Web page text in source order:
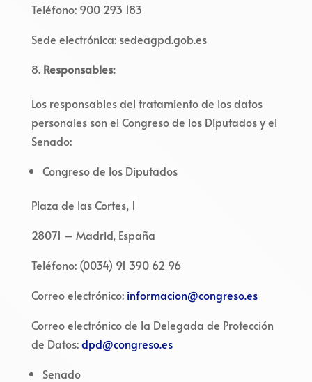
Teléfono: 900 293 183
Sede electrónica: sedeagpd.gob.es
Responsables:
Los responsables del tratamiento de los datos
personales son el Congreso de los Diputados y el
Senado:
Congreso de los Diputados
Plaza de las Cortes, 1
28071 – Madrid, España
Teléfono: (0034) 91 390 62 96
Correo electrónico: informacion@congreso.es
Correo electrónico de la Delegada de Protección
de Datos:dpd@congreso.es
Senado